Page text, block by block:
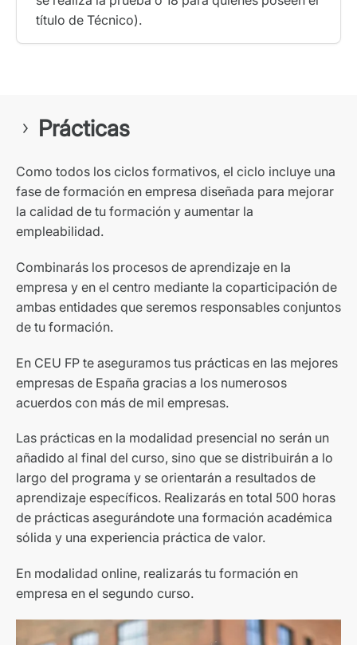
título de Técnico).
Prácticas
Como todos los ciclos formativos, el ciclo incluye una
fase de formación en empresa diseñada para mejorar
la calidad de tu formación y aumentar la
empleabilidad.
Combinarás los procesos de aprendizaje en la
empresa y en el centro mediante la coparticipación de
ambas entidades que seremos responsables conjuntos
de tu formación.
En CEU FP te aseguramos tus prácticas en las mejores
empresas de España gracias a los numerosos
acuerdos con más de mil empresas.
Las prácticas en la modalidad presencial no serán un
añadido al final del curso, sino que se distribuirán a lo
largo del programa y se orientarán a resultados de
aprendizaje específicos. Realizarás en total 500 horas
de prácticas asegurándote una formación académica
sólida y una experiencia práctica de valor.
En modalidad online, realizarás tu formación en
empresa en el segundo curso.